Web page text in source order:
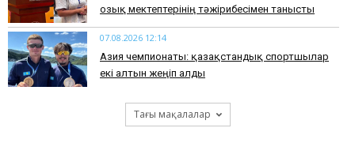
озық мектептерінің тәжірибесімен танысты
07.08.2026 12:14
Азия чемпионаты: қазақстандық спортшылар
екі алтын жеңіп алды
Тағы мақалалар